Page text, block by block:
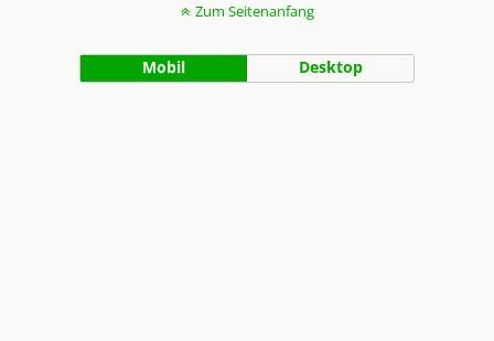
Zum Seitenanfang
Mobil Desktop